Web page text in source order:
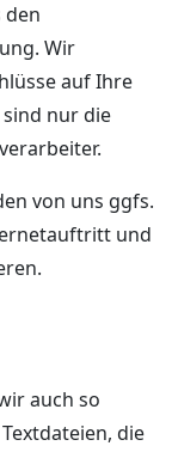
den
Wir
auf Ihre
nur die
von uns ggfs.
und
auch so
die